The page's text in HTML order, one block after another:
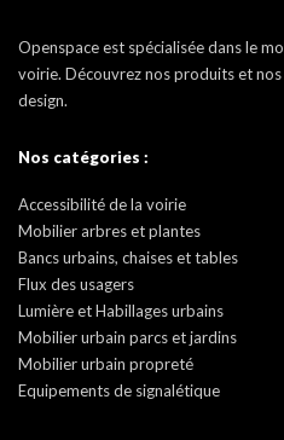
Openspace est spécialisée dans le
voirie. Découvrez nos produits et
design.
Nos catégories :
Accessibilité de la voirie
Mobilier arbres et plantes
Bancs urbains, chaises et tables
Flux des usagers
Lumière et Habillages urbains
Mobilier urbain parcs et jardins
Mobilier urbain propreté
Equipements de signalétique